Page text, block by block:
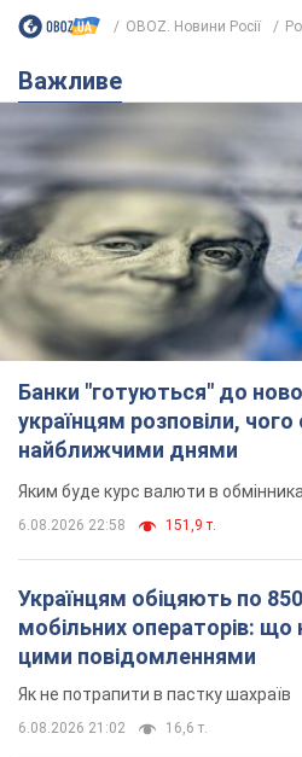
OBOZ. Новини Росії
Важливе
Банки "готуються" до
українцям розповіли, чого
найближчими днями
Яким буде курс валюти в
6.08.2026 22:58 151,9 т.
Українцям обіцяють по 850
мобільних операторів: що
цими повідомленнями
Як не потрапити в пастку шахраїв
6.08.2026 21:02 16,6 т.